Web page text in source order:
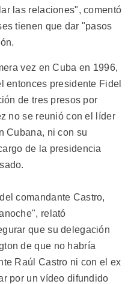
las relaciones", comentó
tienen que dar "pasos
vez en Cuba en 1996,
entonces presidente Fidel
de tres presos por
no se reunió con el líder
Cubana, ni con su
de la presidencia
comandante Castro,
relató
que su delegación
de que no habría
Raúl Castro ni con el ex
por un vídeo difundido